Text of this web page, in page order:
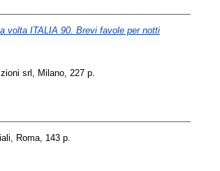
volta ITALIA 90. Brevi favole per notti
srl, Milano, 227 p.
Roma, 143 p.